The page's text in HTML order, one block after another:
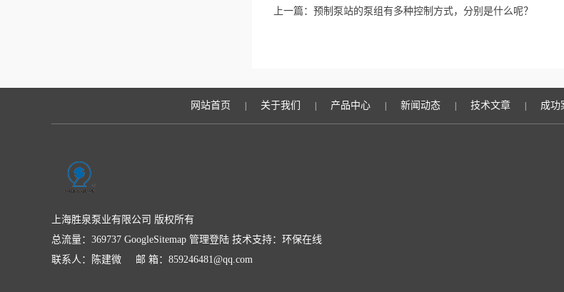
上一篇： 预制泵站的泵组有多种控制方式，分别是什么呢？
网站首页 关于我们 产品中心 新闻动态 技术文章 成功
上海胜泉泵业有限公司 版权所有
总流量：369737 GoogleSitemap 管理登陆 技术支持： 环保在线
联系人：陈建微 邮 箱：859246481@qq.com